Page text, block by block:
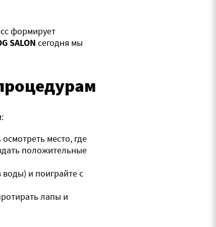
формирует
SALONсегодня мы
место, где
положительные
и поиграйте с
лапы и